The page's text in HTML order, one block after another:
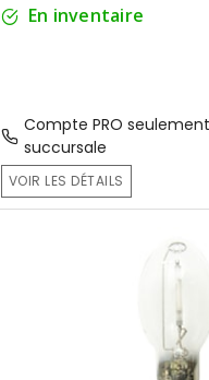
En inventaire
Compte PRO
succursale
VOIR LES DÉTAILS